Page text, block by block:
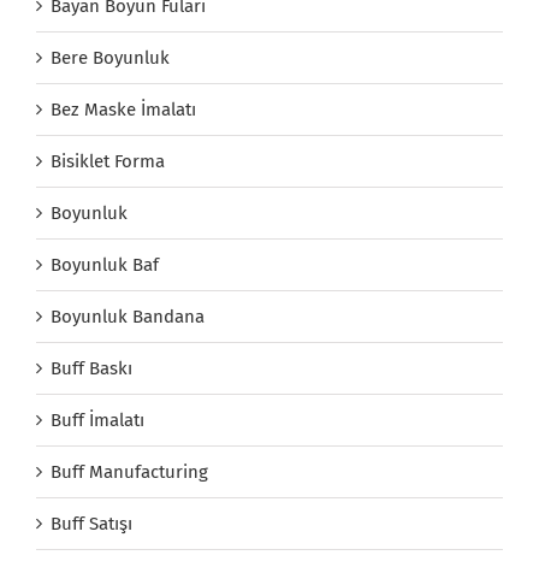
Bayan Boyun Fuları
Bere Boyunluk
Bez Maske İmalatı
Bisiklet Forma
Boyunluk
Boyunluk Baf
Boyunluk Bandana
Buff Baskı
Buff İmalatı
Buff Manufacturing
Buff Satışı